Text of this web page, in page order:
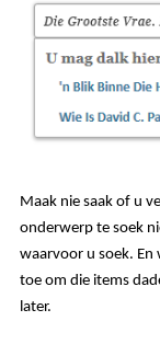
Maak nie saak of u
onderwerp te soek
waarvoor u soek. En
toe om die items
later.